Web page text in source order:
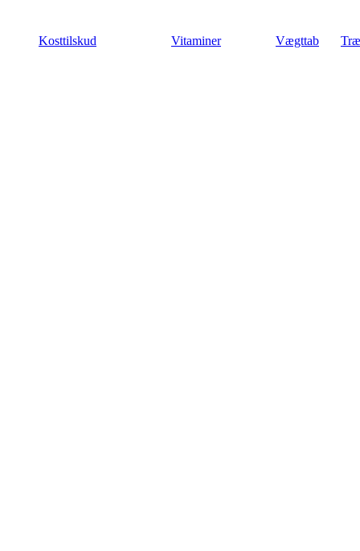
indholdKosttilskud Vitaminer Vægttab